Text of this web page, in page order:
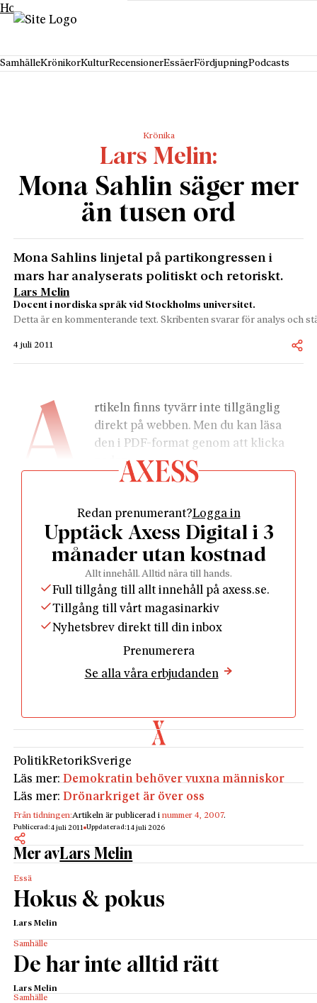
Hoppa till innehåll
SamhälleKrönikorKulturRecensionerEssäerFördjupningPodcasts
Krönika
Lars Melin
Mona Sahlin säger mer
än tusen ord
Mona Sahlins linjetal på partikongressen i
mars har analyserats politiskt och retoriskt.
Lars Melin
Docent i nordiska språk vid Stockholms universitet.
Detta är en kommenterande text. Skribenten svarar för analys och
4 juli 2011
A
rtikeln finns tyvärr inte tillgänglig
direkt på webben. Men du kan läsa
den i PDF-format genom att klicka
nedan.
				Läs som PDF
Redan prenumerant?Logga in
Upptäck Axess Digital i 3
månader utan kostnad
Allt innehåll. Alltid nära till hands.
Full tillgång till allt innehåll på axess.se.
Tillgång till vårt magasinarkiv
Nyhetsbrev direkt till din inbox
Prenumerera
Se alla våra erbjudanden
PolitikRetorikSverige
Läs mer:Demokratin behöver vuxna människor
Läs mer:Drönarkriget är över oss
Från tidningen:Artikeln är publicerad inummer 4, 2007.
Publicerad:4 juli 2011 Uppdaterad:14 juli 2026
Mer avLars Melin
Essä
Hokus & pokus
Lars Melin
Samhälle
De har inte alltid rätt
Lars Melin
Samhälle